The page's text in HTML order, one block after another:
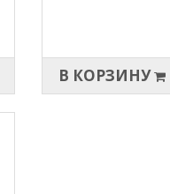
В КОРЗИНУ